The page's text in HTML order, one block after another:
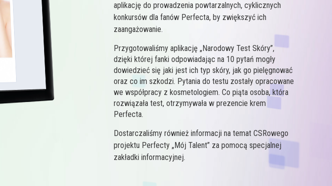
aplikację do prowadzenia powtarzalnych, cyklicznych
konkursów dla fanów Perfecta, by zwiększyć ich
zaangażowanie.
Przygotowaliśmy aplikację „Narodowy Test Skóry”,
dzięki której fanki odpowiadając na 10 pytań mogły
dowiedzieć się jaki jest ich typ skóry, jak go pielęgnować
oraz co im szkodzi. Pytania do testu zostały opracowane
we współpracy z kosmetologiem. Co piąta osoba, która
rozwiązała test, otrzymywała w prezencie krem
Perfecta.
Dostarczaliśmy również informacji na temat CSRowego
projektu Perfecty „Mój Talent” za pomocą specjalnej
zakładki informacyjnej.